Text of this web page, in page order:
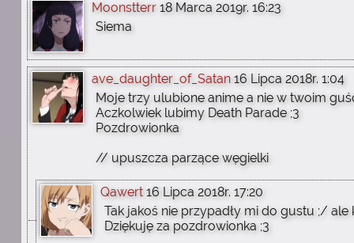
Moonstterr 18 Marca 2019r. 16:23
Siema
ave_daughter_of_Satan 16 Lipca 2018r. 1:04
Moje trzy ulubione anime a nie w twoim
Aczkolwiek lubimy Death Parade ;3
Pozdrowionka
// upuszcza parzące węgielki
Qawert 16 Lipca 2018r. 17:20
Tak jakoś nie przypadły mi do gustu ;/ ale
Dziękuję za pozdrowionka ;3